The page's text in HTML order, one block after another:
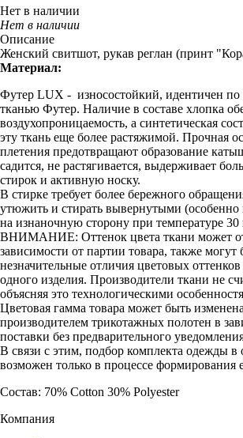
Нет в наличии
Нет в наличии
Описание
Женский свитшот, рукав реглан (принт
Материал:
Футер LUX - износостойкий, идентичен по
тканью Футер. Наличие в составе хлопка
воздухопроницаемость, а синтетическая
эту ткань еще более растяжимой. Прочная
плетения предотвращают образование
садится, не растягивается, выдерживает
стирок и активную носку.
В стирке требует более бережного
утюжить и стирать вывернутыми (особенно
на изнаночную сторону при температуре 30
ВНИМАНИЕ: Оттенок цвета ткани может
зависимости от партии товара, также могут
незначительные отличия цветовых
одного изделия. Производители ткани не
объясняя это технологическими
Цветовая гамма товара может быть
производителем трикотажных полотен в
поставки без предварительного
В связи с этим, подбор комплекта одежды в
возможен только в процессе формирования
Состав: 70% Cotton 30% Polyester
Компания